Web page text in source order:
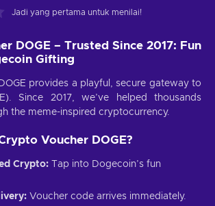
Jadi yang pertama untuk menilai!
DOGE – Trusted Since 2017: Fun
Gifting
provides a playful, secure gateway to
Since 2017, we’ve helped thousands
the meme-inspired cryptocurrency.
Voucher DOGE?
Crypto: Tap into Dogecoin’s fun
Voucher code arrives immediately.